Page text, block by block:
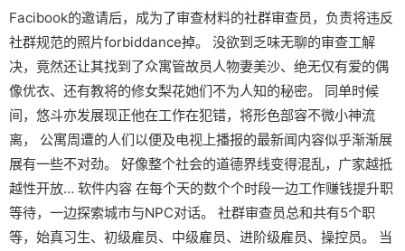
Facibook的邀请后，成为了审查材料的社群审查员，负责将违反
社群规范的照片forbiddance掉。 没欲到乏味无聊的审查工解
决，竟然还让其找到了众寓管故员人物妻美沙、绝无仅有爱的偶
像优衣、还有教将的修女梨花她们不为人知的秘密。 同单时候
间，悠斗亦发展现正他在工作在犯错，将形色部容不微小神流
离， 公寓周遭的人们以便及电视上播报的最新闻内容似乎渐渐展
展有一些不对劲。 好像整个社会的道德界线变得混乱，广家越抵
越性开放… 软件内容 在每个天的数个个时段一边工作赚钱提升职
等待，一边探索城市与NPC对话。 社群审查员总和共有5个职
等，始真习生、初级雇员、中级雇员、进阶级雇员、操控员。 当